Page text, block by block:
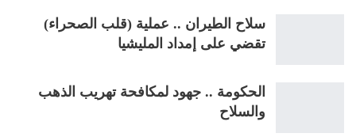
سلاح الطيران .. عملية (قلب الصحراء)
تقضي على إمداد المليشيا
الحكومة .. جهود لمكافحة تهريب الذهب
والسلاح